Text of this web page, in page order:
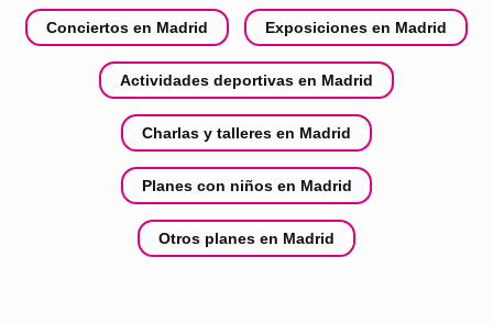
Conciertos en Madrid Exposiciones en Madrid
Actividades deportivas en Madrid
Charlas y talleres en Madrid
Planes con niños en Madrid
Otros planes en Madrid